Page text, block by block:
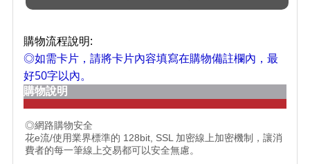
購物流程說明:
◎如需卡片，請將卡片內容填寫在購物備註欄內，最
好50字以內。
購物說明
◎網路購物安全
花e流/使用業界標準的 128bit, SSL 加密線上加密機制，讓消
費者的每一筆線上交易都可以安全無慮。